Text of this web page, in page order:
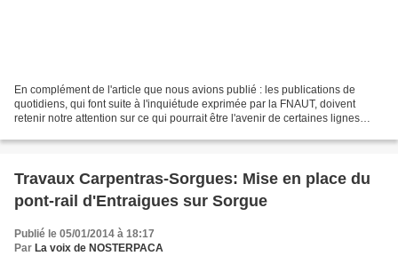
En complément de l'article que nous avions publié : les publications de
quotidiens, qui font suite à l'inquiétude exprimée par la FNAUT, doivent
retenir notre attention sur ce qui pourrait être l'avenir de certaines lignes
Travaux Carpentras-Sorgues: Mise en place du
pont-rail d'Entraigues sur Sorgue
Publié le 05/01/2014 à 18:17
Par La voix de NOSTERPACA